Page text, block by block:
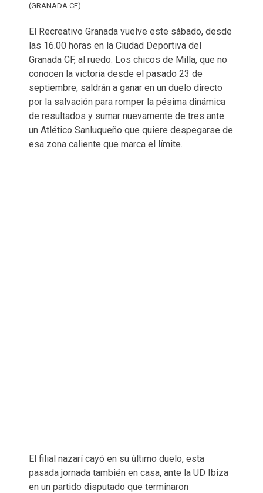
(GRANADA CF)
El Recreativo Granada vuelve este sábado, desde
las 16.00 horas en la Ciudad Deportiva del
Granada CF, al ruedo. Los chicos de Milla, que no
conocen la victoria desde el pasado 23 de
septiembre, saldrán a ganar en un duelo directo
por la salvación para romper la pésima dinámica
de resultados y sumar nuevamente de tres ante
un Atlético Sanluqueño que quiere despegarse de
esa zona caliente que marca el límite.
El filial nazarí cayó en su último duelo, esta
pasada jornada también en casa, ante la UD Ibiza
en un partido disputado que terminaron